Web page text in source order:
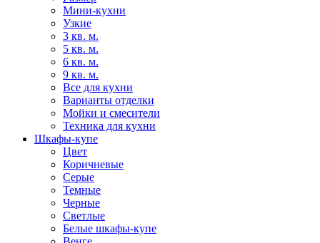
Мини-кухни
Узкие
3 кв. м.
5 кв. м.
6 кв. м.
9 кв. м.
Все для кухни
Варианты отделки
Мойки и смесители
Техника для кухни
Шкафы-купе
Цвет
Коричневые
Серые
Темные
Черные
Светлые
Белые шкафы-купе